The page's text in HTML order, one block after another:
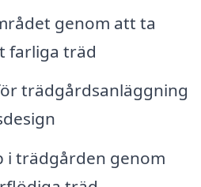
genom att ta
farliga träd
trädgårdsanläggning
i trädgården genom